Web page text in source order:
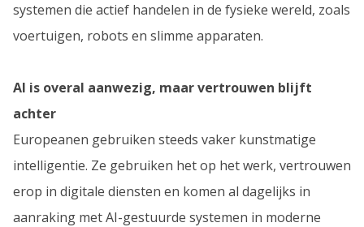
systemen die actief handelen in de fysieke wereld, zoals
voertuigen, robots en slimme apparaten.
AI is overal aanwezig, maar vertrouwen blijft
achter
Europeanen gebruiken steeds vaker kunstmatige
intelligentie. Ze gebruiken het op het werk, vertrouwen
erop in digitale diensten en komen al dagelijks in
aanraking met AI-gestuurde systemen in moderne